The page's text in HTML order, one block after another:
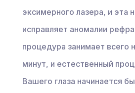
эксимерного лазера, и эта
исправляет аномалии
процедура занимает всего
минут, и естественный
Вашего глаза начинается